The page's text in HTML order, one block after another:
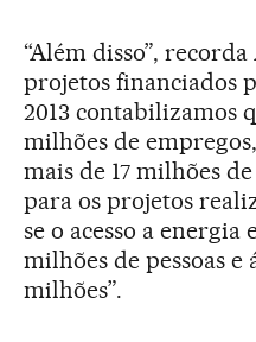
“Além disso”, recorda
projetos financiados
2013 contabilizamos
milhões de
mais de 17 milhões
para os projetos
se o acesso a
milhões de pessoas e
milhões”.